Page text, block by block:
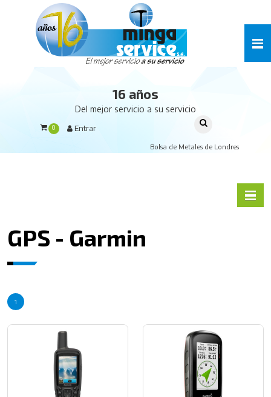
16 años
Del mejor servicio a su servicio
0 Entrar
Bolsa de Metales de Londres
GPS - Garmin
1